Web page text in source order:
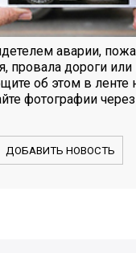
аварии,
провала дороги
об этом в ленте
фотографии
ДОБАВИТЬ НОВОСТЬ